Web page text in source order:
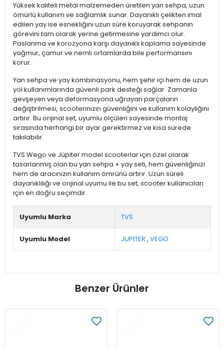
Yüksek kaliteli metal malzemeden üretilen yan sehpa, uzun
ömürlü kullanım ve sağlamlık sunar. Dayanıklı çelikten imal
edilen yay ise esnekliğini uzun süre koruyarak sehpanın
görevini tam olarak yerine getirmesine yardımcı olur.
Paslanma ve korozyona karşı dayanıklı kaplama sayesinde
yağmur, çamur ve nemli ortamlarda bile performansını
korur.
Yan sehpa ve yay kombinasyonu, hem şehir içi hem de uzun
yol kullanımlarında güvenli park desteği sağlar. Zamanla
gevşeyen veya deformasyona uğrayan parçaların
değiştirilmesi, scooterınızın güvenliğini ve kullanım kolaylığını
artırır. Bu orijinal set, uyumlu ölçüleri sayesinde montaj
sırasında herhangi bir ayar gerektirmez ve kısa sürede
takılabilir.
TVS Wego ve Jüpiter model scooterlar için özel olarak
tasarlanmış olan bu yan sehpa + yay seti, hem güvenliğinizi
hem de aracınızın kullanım ömrünü artırır. Uzun süreli
dayanıklılığı ve orijinal uyumu ile bu set, scooter kullanıcıları
için en doğru seçimdir.
Uyumlu Marka TVS
Uyumlu Model JUPITER , VEGO
Benzer Ürünler